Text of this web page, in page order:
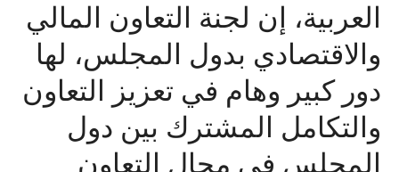
العربية، إن لجنة التعاون المالي
والاقتصادي بدول المجلس، لها
دور كبير وهام في تعزيز التعاون
والتكامل المشترك بين دول
المجلس في مجال التعاون